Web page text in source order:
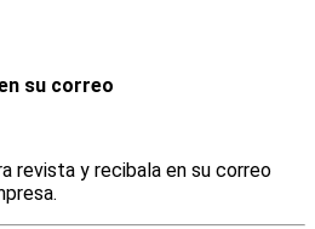
su correo
revista y recibala en su correo